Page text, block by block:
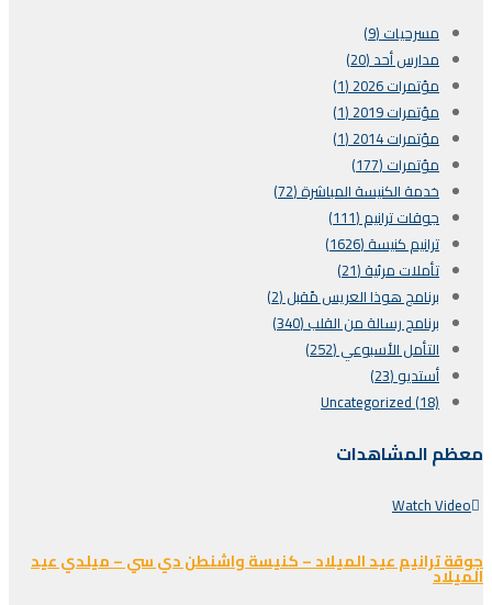
مسرحيات (9)
مدارس أحد (20)
مؤتمرات 2026 (1)
مؤتمرات 2019 (1)
مؤتمرات 2014 (1)
مؤتمرات (177)
خدمة الكنيسة المباشرة (72)
جوقات ترانيم (111)
ترانيم كنيسة (1626)
تأملات مرئية (21)
برنامج هوذا العريس مًقبل (2)
برنامج رسالة من القلب (340)
التأمل الأسبوعي (252)
أستديو (23)
Uncategorized (18)
معظم المشاهدات
Watch Video
جوقة ترانيم عيد الميلاد – كنيسة واشنطن دي سي – ميلدي عيد
الميلاد